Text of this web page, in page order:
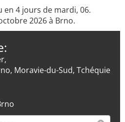
en 4 jours de mardi, 06.
2026 à Brno.
Moravie-du-Sud, Tchéquie